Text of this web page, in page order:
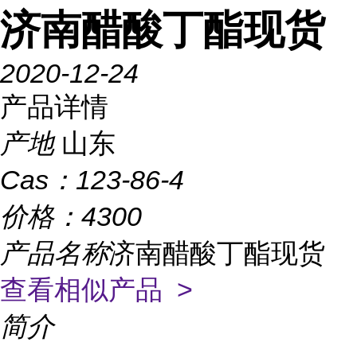
济南醋酸丁酯现货
2020-12-24
产品详情
产地 山东
Cas： 123-86-4
价格： 4300
产品名称济南醋酸丁酯现货
查看相似产品 >
简介